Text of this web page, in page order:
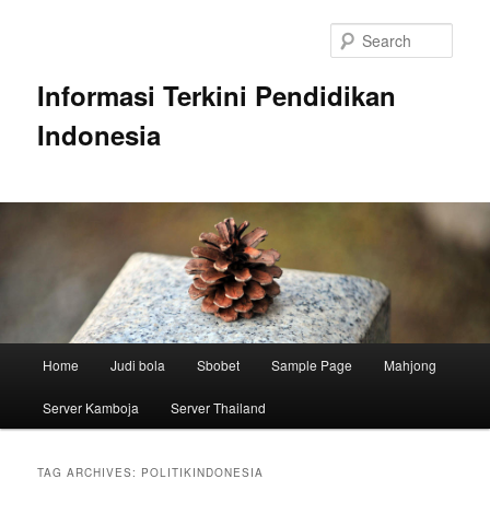
Informasi Terkini Pendidikan
Indonesia
Home Judi bola Sbobet Sample Page Mahjong
Server Kamboja Server Thailand
TAG ARCHIVES: POLITIKINDONESIA